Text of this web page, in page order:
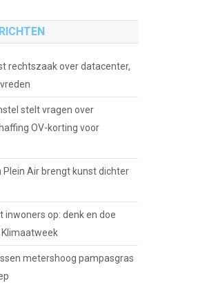
rechtszaak over datacenter,
stelt vragen over
OV-korting voor
Plein Air brengt kunst dichter
inwoners op: denk en doe
metershoog pampasgras